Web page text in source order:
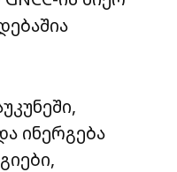
ინერგება